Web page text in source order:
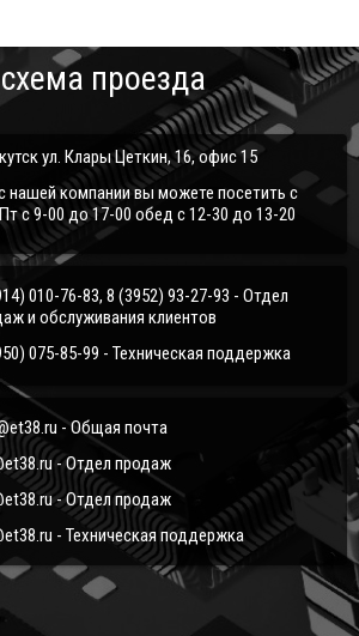
проезда
ул. Клары Цеткин, 16, офис 15
нашей компании вы можете посетить с
с 9-00 до 17-00 обед с 12-30 до 13-20
010-76-83, 8 (3952) 93-27-93 - Отдел
и обслуживания клиентов
075-85-99 - Техническая поддержка
- Общая почта
- Отдел продаж
- Отдел продаж
- Техническая поддержка